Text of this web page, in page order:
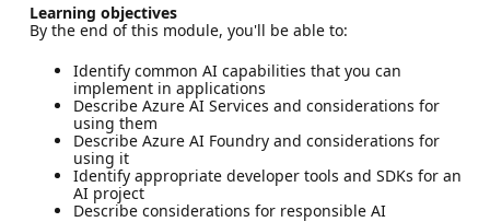
Learning objectives
By the end of this module, you'll be able to:
Identify common AI capabilities that you can
implement in applications
Describe Azure AI Services and considerations for
using them
Describe Azure AI Foundry and considerations for
using it
Identify appropriate developer tools and SDKs for an
AI project
Describe considerations for responsible AI